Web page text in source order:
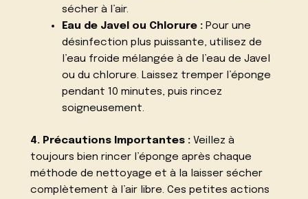
sécher à l’air.
Eau de Javel ou Chlorure :Pour une
désinfection plus puissante, utilisez de
l’eau froide mélangée à de l’eau de Javel
ou du chlorure. Laissez tremper l’éponge
pendant 10 minutes, puis rincez
soigneusement.
4. Précautions Importantes : Veillez à
toujours bien rincer l’éponge après chaque
méthode de nettoyage et à la laisser sécher
complètement à l’air libre. Ces petites actions